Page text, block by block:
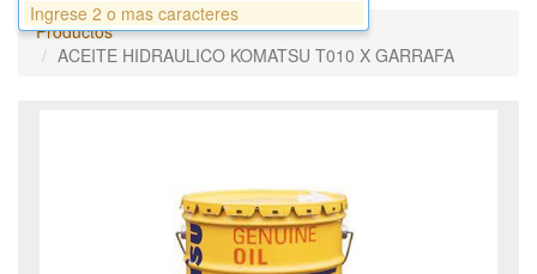
Productos
ACEITE HIDRAULICO KOMATSU T010 X GARRAFA
Ingrese 2 o mas caracteres